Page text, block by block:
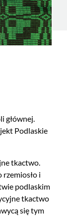
głównej.
Podlaskie
tkactwo.
i
podlaskim
tkactwo
się tym